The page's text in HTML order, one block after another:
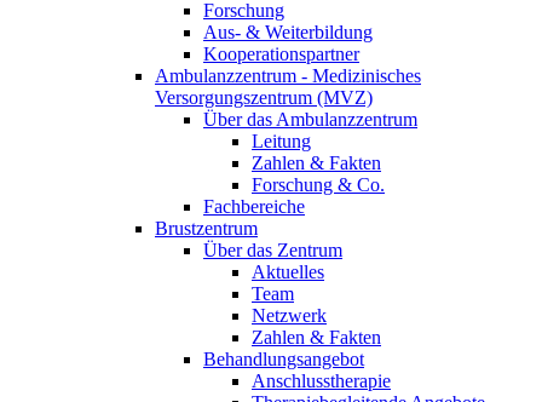
Forschung
Aus- & Weiterbildung
Kooperationspartner
Ambulanzzentrum - Medizinisches
Versorgungszentrum (MVZ)
Über das Ambulanzzentrum
Leitung
Zahlen & Fakten
Forschung & Co.
Fachbereiche
Brustzentrum
Über das Zentrum
Aktuelles
Team
Netzwerk
Zahlen & Fakten
Behandlungsangebot
Anschlusstherapie